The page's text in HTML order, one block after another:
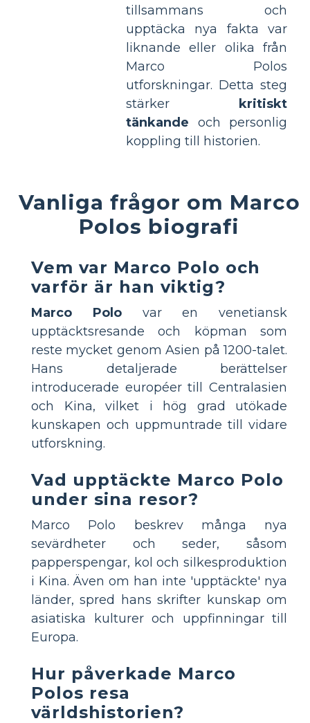
tillsammans och
upptäcka nya fakta var
liknande eller olika från
Marco Polos
utforskningar. Detta steg
stärker
kritiskt
tänkande och personlig
koppling till historien.
Vanliga frågor om Marco
Polos biografi
Vem var Marco Polo och
varför är han viktig?
Marco Polovar en venetiansk
upptäcktsresande och köpman som
reste mycket genom Asien på 1200-talet.
Hans detaljerade berättelser
introducerade européer till Centralasien
och Kina, vilket i hög grad utökade
kunskapen och uppmuntrade till vidare
utforskning.
Vad upptäckte Marco Polo
under sina resor?
Marco Polo beskrev många nya
sevärdheter och seder, såsom
papperspengar, kol och silkesproduktion
i Kina. Även om han inte 'upptäckte' nya
länder, spred hans skrifter kunskap om
asiatiska kulturer och uppfinningar till
Europa.
Hur påverkade Marco
Polos resa
världshistorien?